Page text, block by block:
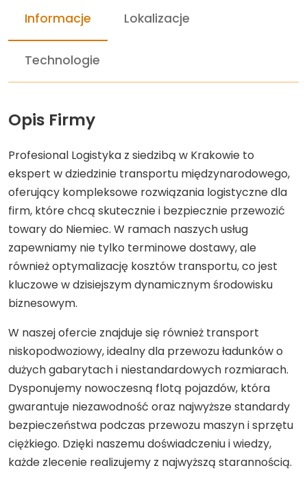
Informacje Lokalizacje
Technologie
Opis Firmy
Profesional Logistyka z siedzibą w Krakowie to
ekspert w dziedzinie transportu międzynarodowego,
oferujący kompleksowe rozwiązania logistyczne dla
firm, które chcą skutecznie i bezpiecznie przewozić
towary do Niemiec. W ramach naszych usług
zapewniamy nie tylko terminowe dostawy, ale
również optymalizację kosztów transportu, co jest
kluczowe w dzisiejszym dynamicznym środowisku
biznesowym.
W naszej ofercie znajduje się również transport
niskopodwoziowy, idealny dla przewozu ładunków o
dużych gabarytach i niestandardowych rozmiarach.
Dysponujemy nowoczesną flotą pojazdów, która
gwarantuje niezawodność oraz najwyższe standardy
bezpieczeństwa podczas przewozu maszyn i sprzętu
ciężkiego. Dzięki naszemu doświadczeniu i wiedzy,
każde zlecenie realizujemy z najwyższą starannością.